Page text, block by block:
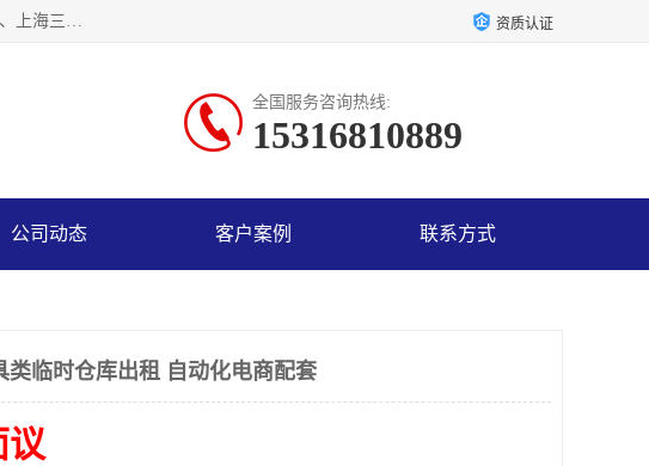
上海星力仓储服务有限公司从事：上海仓储服务、上海仓储库房、上海仓库代运营、上海仓库对外出租、上海仓库外包、上海三方仓储、上海电商仓储代发、上海电商代发货仓库、上海托管仓库、上海仓储配送。上海星力仓储服务有限公司现在拥有100个分仓、10万余平方的标准库房，精炼员工几百名，与几千家客户合作，公司已跻身上海仓储行业前列。欢迎来电咨询！ 资质认证
全国服务咨询热线:
15316810889
公司动态 客户案例 联系方式
类临时仓库出租 自动化电商配套
议